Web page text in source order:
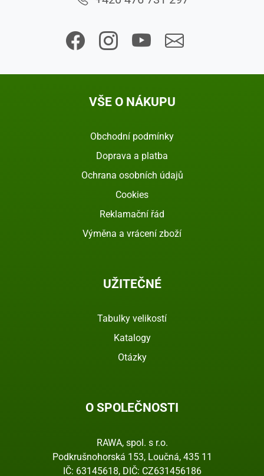
VŠE O NÁKUPU
Obchodní podmínky
Doprava a platba
Ochrana osobních údajů
Cookies
Reklamační řád
Výměna a vrácení zboží
UŽITEČNÉ
Tabulky velikostí
Katalogy
Otázky
O SPOLEČNOSTI
RAWA, spol. s r.o.
Podkrušnohorská 153, Loučná, 435 11
IČ: 63145618, DIČ: CZ631456186